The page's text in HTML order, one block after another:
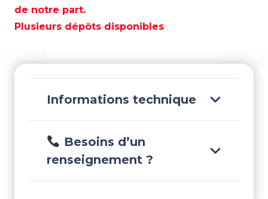
REC313197
de notre part.
Plusieurs dépôts disponibles
Informations technique
Besoins d’un
renseignement ?